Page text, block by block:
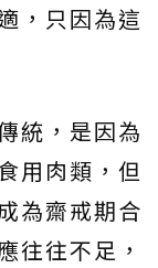
，只因為這
統，是因為
用肉類，但
為齋戒期合
往往不足，